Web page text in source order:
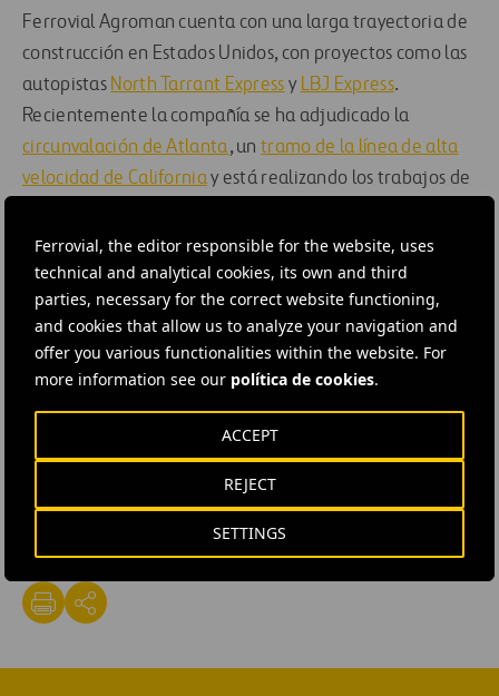
Ferrovial, the editor responsible for the website, uses
technical and analytical cookies, its own and third
parties, necessary for the correct website functioning,
and cookies that allow us to analyze your navigation and
offer you various functionalities within the website. For
more information see our política de cookies.
SETTINGS
REJECT
ACCEPT
Ferrovial Agroman cuenta con una larga trayectoria de
construcción en Estados Unidos, con proyectos como las
autopistas North Tarrant Express y LBJ Express.
Recientemente la compañía se ha adjudicado la
circunvalación de Atlanta, untramo de la línea de alta
velocidad de Californiay está realizando los trabajos de
de Texas. En este estado, Ferrovial logró en 2015 su
primer contrato de agua en Estados Unidos, a través de
Cadagua y Webber: la remodelación de una planta de
tratamiento de aguas residuales en Trophy Club, en el
área metropolitana de Dallas-Fort Worth.
Business strategy
#Mergers and acquisitions #Urban mobility #Water
# Webber